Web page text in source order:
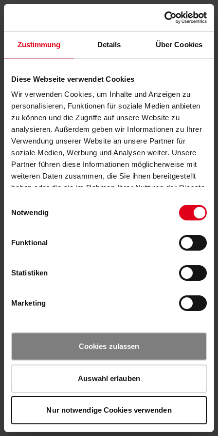
Zustimmung Details Über Cookies
Diese Webseite verwendet Cookies
Wir verwenden Cookies, um Inhalte und Anzeigen zu
personalisieren, Funktionen für soziale Medien anbieten
zu können und die Zugriffe auf unsere Website zu
analysieren. Außerdem geben wir Informationen zu Ihrer
Verwendung unserer Website an unsere Partner für
soziale Medien, Werbung und Analysen weiter. Unsere
Partner führen diese Informationen möglicherweise mit
weiteren Daten zusammen, die Sie ihnen bereitgestellt
haben oder die sie im Rahmen Ihrer Nutzung der Dienste
Notwendig
Funktional
Statistiken
Marketing
Cookies zulassen
Auswahl erlauben
Nur notwendige Cookies verwenden